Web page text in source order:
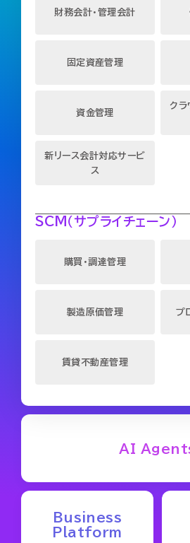
財務会計・管理会計
固定資産管理
資金管理
クラ
新リース会計対応サービ
ス
SCM（サプライチェーン）
購買・調達管理
製造原価管理 プ
賃貸不動産管理
AI
Business
Platform